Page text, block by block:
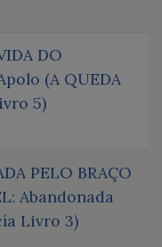
DO
(A QUEDA
5)
PELO BRAÇO
Abandonada
Livro 3)